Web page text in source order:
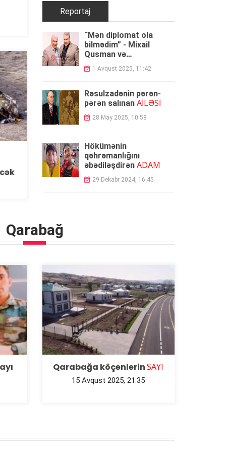
Reportaj
“Mən diplomat ola
bilmədim” - Mixail
Qusman və
Azərbaycana xidmət
edən oğlu -FOTOLAR
1 Avqust 2025, 11:42
Rəsulzadənin pərən-
pərən salınanAİLƏSİ
28 May 2025, 10:58
Hökümənin
qəhrəmanlığını
əbədiləşdirən ADAM
29 Dekabr 2024, 16:45
Qarabağ
Qarabağa köçənlərinSAYI
15 Avqust 2025, 21:35